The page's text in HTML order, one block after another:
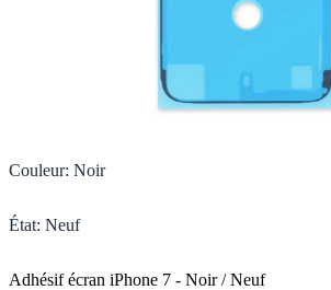
Couleur: Noir
État: Neuf
Adhésif écran iPhone 7 - Noir / Neuf